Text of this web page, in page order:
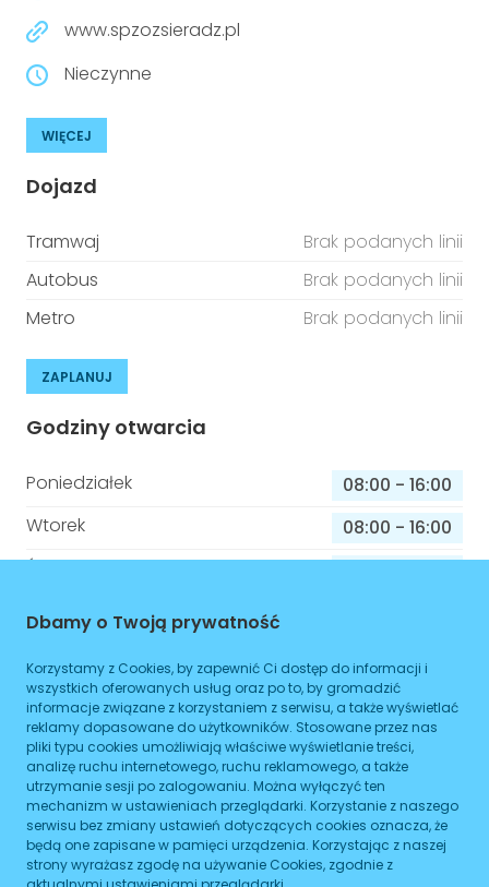
www.spzozsieradz.pl
Nieczynne
WIĘCEJ
Dojazd
Tramwaj
Brak podanych linii
Autobus
Brak podanych linii
Metro
Brak podanych linii
ZAPLANUJ
Godziny otwarcia
Poniedziałek 08:00 - 16:00
Wtorek
08:00 - 16:00
Środa
Czwartek
Sobota
08:00 -
16:00
Niedziela
08:00-16:00
Informacje o sprawach jakie załatwisz w
tym budynku
Dbamy o Twoją prywatność
Korzystamy z Cookies, by zapewnić Ci dostęp do informacji i
wszystkich oferowanych usług oraz po to, by gromadzić
informacje związane z korzystaniem z serwisu, a także wyświetlać
reklamy dopasowane do użytkowników. Stosowane przez nas
pliki typu cookies umożliwiają właściwe wyświetlanie treści,
analizę ruchu internetowego, ruchu reklamowego, a także
utrzymanie sesji po zalogowaniu. Można wyłączyć ten
mechanizm w ustawieniach przeglądarki. Korzystanie z naszego
serwisu bez zmiany ustawień dotyczących cookies oznacza, że
będą one zapisane w pamięci urządzenia. Korzystając z naszej
strony wyrażasz zgodę na używanie Cookies, zgodnie z